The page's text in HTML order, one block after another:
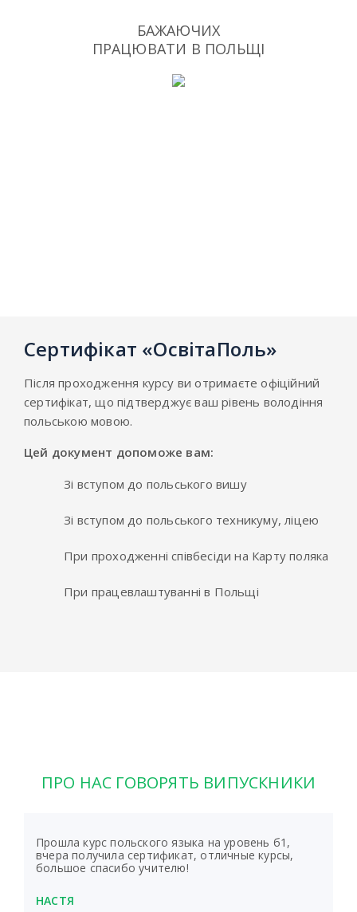
БАЖАЮЧИХ
ПРАЦЮВАТИ В ПОЛЬЩІ
Сертифікат «ОсвітаПоль»
Після проходження курсу ви отримаєте офіційний
сертифікат, що підтверджує ваш рівень володіння
польською мовою.
Цей документ допоможе вам:
Зі вступом до польського вишу
Зі вступом до польського техникуму, ліцею
При проходженні співбесіди на Карту поляка
При працевлаштуванні в Польщі
ПРО НАС ГОВОРЯТЬ ВИПУСКНИКИ
Прошла курс польского языка на уровень б1,
вчера получила сертификат, отличные курсы,
большое спасибо учителю!
НАСТЯ